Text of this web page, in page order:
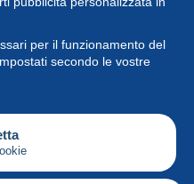
per il funzionamento del
secondo le vostre